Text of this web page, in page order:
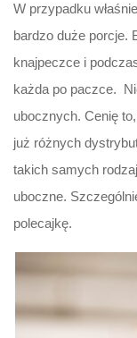
W przypadku
bardzo duże porcje.
knajpeczce i
każda po paczce.
ubocznych. Cenię
już różnych
takich samych
uboczne.
polecajkę.